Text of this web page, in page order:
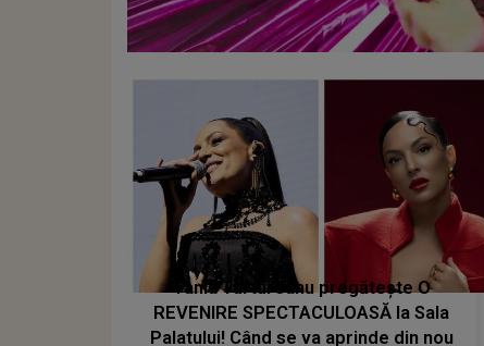
Tania Turtureanu pregătește O
REVENIRE SPECTACULOASĂ la Sala
Palatului! Când se va aprinde din nou